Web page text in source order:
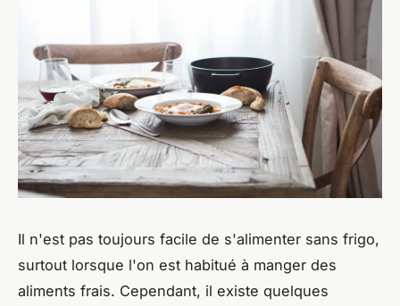
Il n'est pas toujours facile de s'alimenter sans frigo,
surtout lorsque l'on est habitué à manger des
aliments frais. Cependant, il existe quelques